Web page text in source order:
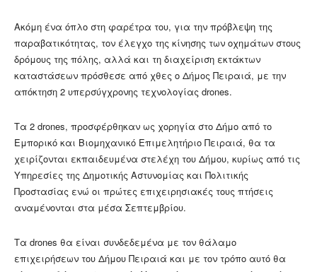
Ακόμη ένα όπλο στη φαρέτρα του, για την πρόβλεψη της
παραβατικότητας, τον έλεγχο της κίνησης των οχημάτων στους
δρόμους της πόλης, αλλά και τη διαχείριση εκτάκτων
καταστάσεων πρόσθεσε από χθες ο Δήμος Πειραιά, με την
απόκτηση 2 υπερσύγχρονης τεχνολογίας drones.
Τα 2 drones, προσφέρθηκαν ως χορηγία στο Δήμο από το
Εμπορικό και Βιομηχανικό Επιμελητήριο Πειραιά, θα τα
χειρίζονται εκπαιδευμένα στελέχη του Δήμου, κυρίως από τις
Υπηρεσίες της Δημοτικής Αστυνομίας και Πολιτικής
Προστασίας ενώ οι πρώτες επιχειρησιακές τους πτήσεις
αναμένονται στα μέσα Σεπτεμβρίου.
Τα drones θα είναι συνδεδεμένα με τον θάλαμο
επιχειρήσεων του Δήμου Πειραιά και με τον τρόπο αυτό θα